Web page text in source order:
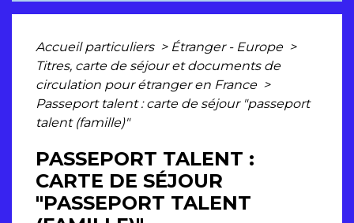
Accueil particuliers > Étranger - Europe >
Titres, carte de séjour et documents de
circulation pour étranger en France >
Passeport talent : carte de séjour "passeport
talent (famille)"
PASSEPORT TALENT :
CARTE DE SÉJOUR
"PASSEPORT TALENT